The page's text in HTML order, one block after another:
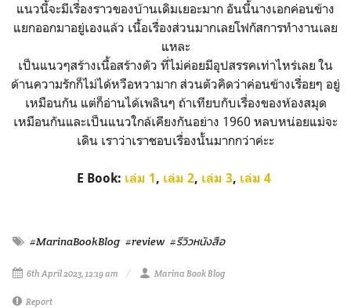
แนวนี้จะมีเรื่องราวของบ้านเดิมเยอะมาก อันนี้นางเอกค่อนข้าง
แยกออกมาอยู่เองแล้ว เนื้อเรื่องส่วนมากเลยโฟกัสการทำงานเลย
แหละ
เป็นแนวๆสร้างเนื้อสร้างตัว ที่ไม่ค่อยมีอุปสรรคเท่าไหร่เลย ใน
ด้านความรักก็ไม่ได้หวือหวามาก ส่วนตัวคิดว่าค่อนข้างเรื่อยๆ อยู่
เหมือนกัน แต่ก็อ่านได้เพลินๆ ถ้าเทียบกับเรื่องของห้องสมุด
เหมือนกันและเป็นแนวใกล้เคียงกันอย่าง 1960 หลบหน่อยแม่จะ
เดิน เราว่าเราชอบเรื่องนั้นมากกว่าค่ะะ
E Book: เล่ม 1, เล่ม 2, เล่ม 3, เล่ม 4
#MarinaBookBlog #review #รีวิวหนังสือ
6th April 2023, 12:19 am Marina Book Blog
Report